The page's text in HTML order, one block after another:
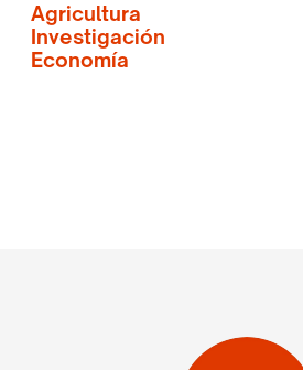
Agricultura
Investigación
Economía